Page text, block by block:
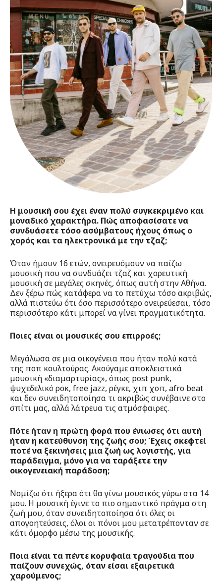
Η μουσική σου έχει έναν πολύ συγκεκριμένο και
μοναδικό χαρακτήρα. Πώς αποφασίσατε να
συνδυάσετε τόσο ασύμβατους ήχους όπως ο
χορός και τα ηλεκτρονικά με την τζαζ;
Όταν ήμουν 16 ετών, ονειρευόμουν να παίζω
μουσική που να συνδυάζει τζαζ και χορευτική
μουσική σε μεγάλες σκηνές, όπως αυτή στην Αθήνα.
Δεν ξέρω πώς κατάφερα να το πετύχω τόσο ακριβώς,
αλλά πιστεύω ότι όσο περισσότερο ονειρεύεσαι, τόσο
περισσότερο κάτι μπορεί να γίνει πραγματικότητα.
Ποιες είναι οι μουσικές σου επιρροές;
Μεγάλωσα σε μια οικογένεια που ήταν πολύ κατά
της ποπ κουλτούρας. Ακούγαμε αποκλειστικά
μουσική «διαμαρτυρίας», όπως post punk,
ψυχεδελικό ροκ, free jazz, ρέγκε, χιπ χοπ, afro beat
και δεν συνειδητοποίησα τι ακριβώς συνέβαινε στο
σπίτι μας, αλλά λάτρευα τις ατμόσφαιρες.
Πότε ήταν η πρώτη φορά που ένιωσες ότι αυτή
ήταν η κατεύθυνση της ζωής σου; Έχεις σκεφτεί
ποτέ να ξεκινήσεις μια ζωή ως λογιστής, για
παράδειγμα, μόνο για να ταράξετε την
οικογενειακή παράδοση;
Νομίζω ότι ήξερα ότι θα γίνω μουσικός γύρω στα 14
μου. Η μουσική έγινε το πιο σημαντικό πράγμα στη
ζωή μου, όταν συνειδητοποίησα ότι όλες οι
απογοητεύσεις, όλοι οι πόνοι μου μετατρέπονταν σε
κάτι όμορφο μέσω της μουσικής.
Ποια είναι τα πέντε κορυφαία τραγούδια που
παίζουν συνεχώς, όταν είσαι εξαιρετικά
χαρούμενος;